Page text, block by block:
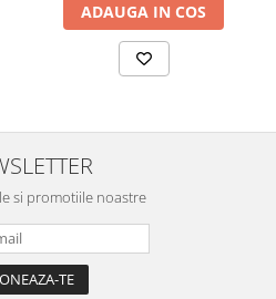
ADAUGA IN COS
si promotiile noastre